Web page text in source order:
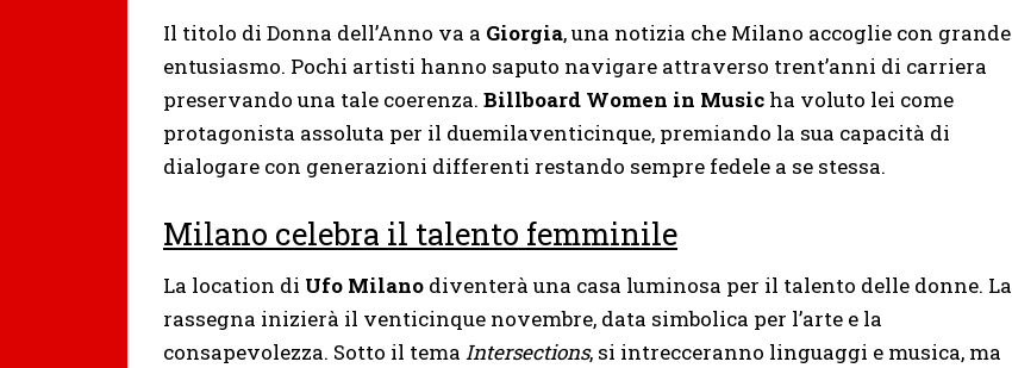
Il titolo di Donna dell’Anno va a Giorgia, una notizia che Milano accoglie con grande
entusiasmo. Pochi artisti hanno saputo navigare attraverso trent’anni di carriera
preservando una tale coerenza. Billboard Women in Music ha voluto lei come
protagonista assoluta per il duemilaventicinque, premiando la sua capacità di
dialogare con generazioni differenti restando sempre fedele a se stessa.
Milano celebra il talento femminile
La location di Ufo Milano diventerà una casa luminosa per il talento delle donne. La
rassegna inizierà il venticinque novembre, data simbolica per l’arte e la
consapevolezza. Sotto il tema Intersections, si intrecceranno linguaggi e musica, ma